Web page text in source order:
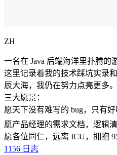
ZH
一名在 Java 后端海洋里扑腾的
这里记录着我的技术踩坑实录
辰大海，我仍在努力点亮更多。
三大愿景：
愿天下没有难写的 bug，只有
愿产品经理的需求文档，逻辑
愿各位同仁，远离 ICU，拥抱
1156 日志